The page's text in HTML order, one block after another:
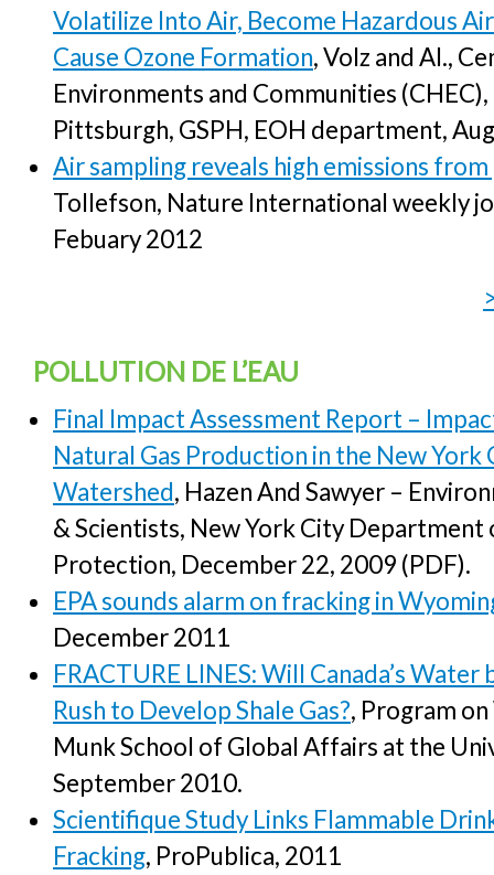
Volatilize Into Air, Become Hazardous
Cause Ozone Formation, Volz and Al.,
Environments and Communities
Pittsburgh, GSPH, EOH department,
Air sampling reveals high emissions from
Tollefson, Nature International weekly
Febuary 2012
POLLUTION DE L’EAU
Final Impact Assessment Report –
Natural Gas Production in the New York
Watershed, Hazen And Sawyer –
& Scientists, New York City
Protection, December 22, 2009 (PDF).
EPA sounds alarm on fracking in
December 2011
FRACTURE LINES: Will Canada’s
Rush to Develop Shale Gas?, Program
Munk School of Global Affairs at the
September 2010.
Scientifique Study Links Flammable
Fracking, ProPublica, 2011